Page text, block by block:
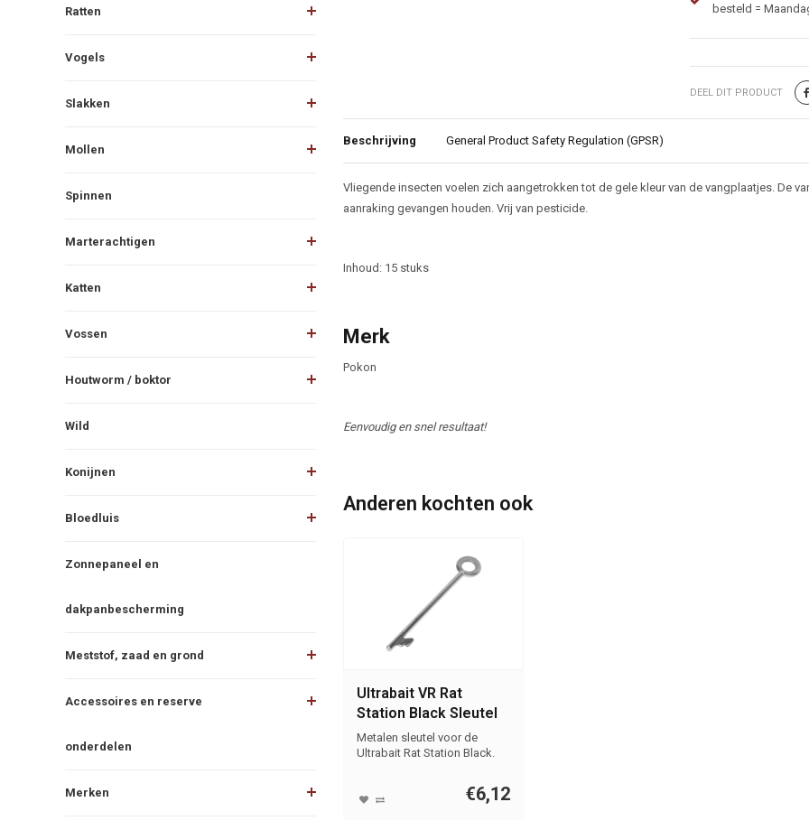
Ratten
Vogels
Slakken
Mollen
Spinnen
Marterachtigen
Katten
Vossen
Houtworm / boktor
Wild
Konijnen
Bloedluis
Zonnepaneel en
dakpanbescherming
Meststof, zaad en grond
Accessoires en reserve
onderdelen
Merken
besteld =
DEEL DIT PRODUCT
Beschrijving General Product Safety Regulation (GPSR)
Beschrijving
Vliegende insecten voelen zich aangetrokken tot de gele kleur van de vangplaatjes. De
aanraking gevangen houden. Vrij van pesticide.
Inhoud: 15 stuks
Merk
Pokon
Eenvoudig en snel resultaat!
Anderen kochten ook
Ultrabait VR Rat
Station Black Sleutel
Metalen sleutel voor de
Ultrabait Rat Station Black.
€6,12